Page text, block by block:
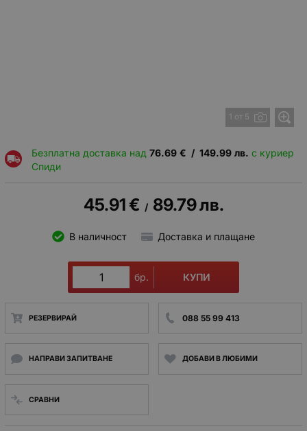
1 от 5
Безплатна доставка над 76.69 € / 149.99 лв. с куриер
Спиди
45.91€ / 89.79лв.
В наличност Доставка и плащане
бр. КУПИ
РЕЗЕРВИРАЙ 088 55 99 413
НАПРАВИ ЗАПИТВАНЕ ДОБАВИ В ЛЮБИМИ
СРАВНИ